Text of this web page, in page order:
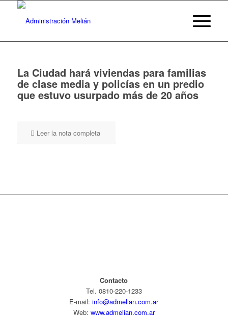
La Ciudad hará viviendas para familias
de clase media y policías en un predio
que estuvo usurpado más de 20 años
Leer la nota completa
Contacto
Tel. 0810-220-1233
E-mail:info@admelian.com.ar
Web: www.admelian.com.ar